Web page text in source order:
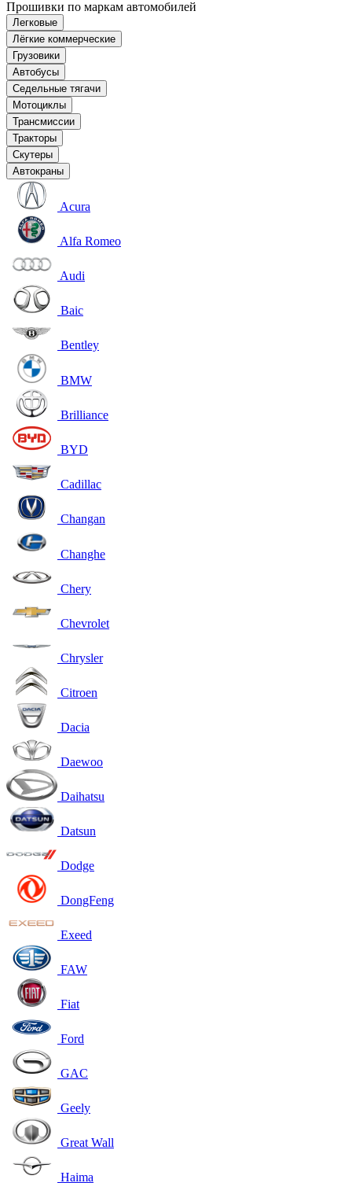
Прошивки по маркам автомобилей
Легковые
Лёгкие коммерческие
Грузовики
Автобусы
Седельные тягачи
Мотоциклы
Трансмиссии
Тракторы
Скутеры
Автокраны
Acura
Alfa Romeo
Audi
Baic
Bentley
BMW
Brilliance
BYD
Cadillac
Changan
Changhe
Chery
Chevrolet
Chrysler
Citroen
Dacia
Daewoo
Daihatsu
Datsun
Dodge
DongFeng
Exeed
FAW
Fiat
Ford
GAC
Geely
Great Wall
Haima